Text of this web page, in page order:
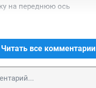
на переднюю ось
Читать все комментарии